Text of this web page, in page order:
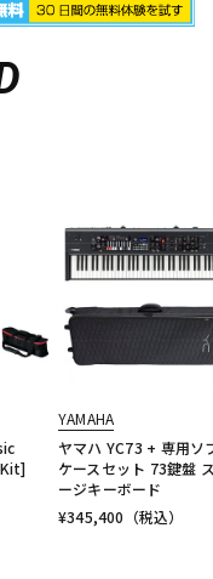
YAMAHA
ヤマハ YC73 + 専用ソ
ケースセット 73鍵盤
ージキーボード
¥345,400 （税込）